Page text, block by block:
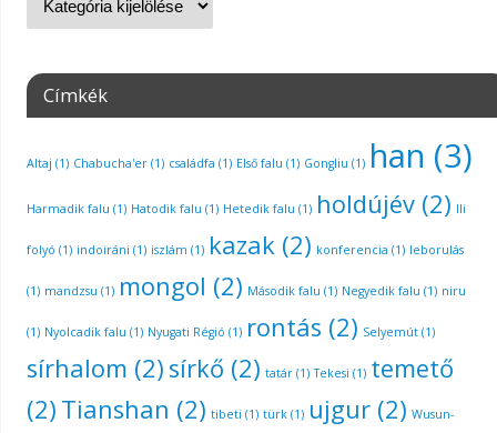
Címkék
Altaj (1) Chabucha'er(1) családfa (1) Első falu (1) Gongliu (1) han (3)
Harmadik falu (1) Hatodik falu (1) Hetedik falu (1) holdújév(2) Ili
folyó (1) indoiráni (1) iszlám (1) kazak(2) konferencia (1) leborulás
(1) mandzsu (1) mongol (2) Második falu (1) Negyedik falu (1) niru
(1) Nyolcadik falu (1) Nyugati Régió (1) rontás (2) Selyemút(1)
sírhalom (2) sírkő (2) tatár(1) Tekesi (1) temető
(2) Tianshan (2) tibeti (1) türk(1) ujgur(2) Wusun-